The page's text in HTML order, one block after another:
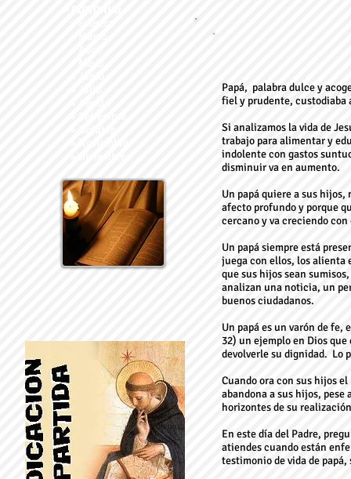
Papá, palabra dulce y
fiel y prudente, custodiaba
Si analizamos la vida de
trabajo para alimentar y
indolente con gastos
disminuir va en aumento.
Un papá quiere a sus
afecto profundo y porque
cercano y va creciendo con
Un papá siempre está
juega con ellos, los alienta
que sus hijos sean
analizan una noticia, un
buenos ciudadanos.
Un papá es un varón de fe,
32) un ejemplo en Dios
devolverle su dignidad. Lo
Cuando ora con sus hijos
abandona a sus hijos, pese
horizontes de su
En este día del Padre,
atiendes cuando están
testimonio de vida de